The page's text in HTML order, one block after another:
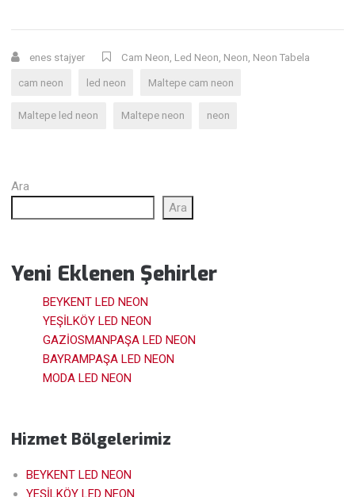
enes stajyer Cam Neon, Led Neon, Neon, Neon Tabela
cam neon led neon Maltepe cam neon
Maltepe led neon Maltepe neon neon
Ara
Ara
Yeni Eklenen Şehirler
BEYKENT LED NEON
YEŞİLKÖY LED NEON
GAZİOSMANPAŞA LED NEON
BAYRAMPAŞA LED NEON
MODA LED NEON
Hizmet Bölgelerimiz
BEYKENT LED NEON
YEŞİLKÖY LED NEON